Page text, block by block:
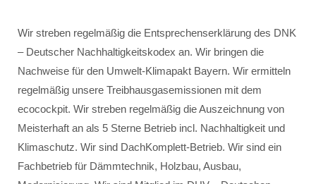
Wir streben regelmäßig die Entsprechenserklärung des DNK
– Deutscher Nachhaltigkeitskodex an. Wir bringen die
Nachweise für den Umwelt-Klimapakt Bayern. Wir ermitteln
regelmäßig unsere Treibhausgasemissionen mit dem
ecocockpit. Wir streben regelmäßig die Auszeichnung von
Meisterhaft an als 5 Sterne Betrieb incl. Nachhaltigkeit und
Klimaschutz. Wir sind DachKomplett-Betrieb. Wir sind ein
Fachbetrieb für Dämmtechnik, Holzbau, Ausbau,